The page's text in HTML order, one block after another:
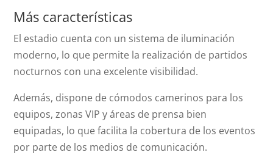
Más características
El estadio cuenta con un sistema de iluminación
moderno, lo que permite la realización de partidos
nocturnos con una excelente visibilidad.
Además, dispone de cómodos camerinos para los
equipos, zonas VIP y áreas de prensa bien
equipadas, lo que facilita la cobertura de los eventos
por parte de los medios de comunicación.